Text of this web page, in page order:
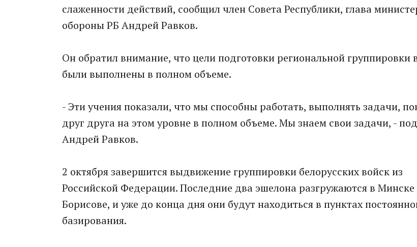
слаженности действий, сообщил член Совета Республики, глава
обороны РБ Андрей Равков.
Он обратил внимание, что цели подготовки региональной группировки
были выполнены в полном объеме.
- Эти учения показали, что мы способны работать, выполнять задачи,
друг друга на этом уровне в полном объеме. Мы знаем свои задачи, -
Андрей Равков.
2 октября завершится выдвижение группировки белорусских войск из
Российской Федерации. Последние два эшелона разгружаются в Минске
Борисове, и уже до конца дня они будут находиться в пунктах
базирования.